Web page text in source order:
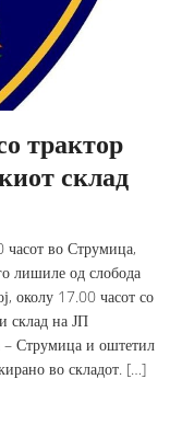
трактор
склад
во Струмица,
лишиле од слобода
околу 17.00 часот со
склад на ЈП
Струмица и оштетил
во складот. […]